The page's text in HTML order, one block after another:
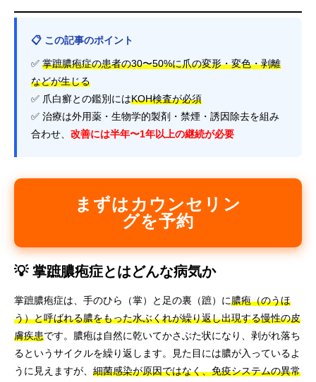
📋 この記事のポイント
✅ 掌蹠膿疱症の患者の30〜50%に爪の変形・変色・剥離
などが生じる
✅ 爪白癬との鑑別にはKOH検査が必須
✅ 治療は外用薬・生物学的製剤・禁煙・誘因除去を組み
合わせ、 改善には半年〜1年以上の継続が必要
まずはカウンセリン
グを予約
💡 掌蹠膿疱症とはどんな病気か
掌蹠膿疱症は、手のひら（掌）と足の裏（蹠）に膿疱（のうほ
う）と呼ばれる膿をもった水ぶくれが繰り返し出現する慢性の皮
膚疾患です。膿疱は自然に乾いてかさぶた状になり、剥がれ落ち
るというサイクルを繰り返します。見た目には膿が入っているよ
うに見えますが、 細菌感染が原因ではなく、免疫システムの異常